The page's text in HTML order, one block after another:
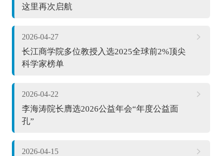
这里再次启航
2026-04-27
长江商学院多位教授入选2025全球前2%顶尖
科学家榜单
2026-04-22
李海涛院长膺选2026公益年会“年度公益面
孔”
2026-04-15